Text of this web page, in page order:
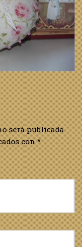
será publicada.
con*